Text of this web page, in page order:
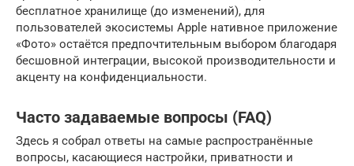
бесплатное хранилище (до изменений), для
пользователей экосистемы Apple нативное приложение
«Фото» остаётся предпочтительным выбором благодаря
бесшовной интеграции, высокой производительности и
акценту на конфиденциальности.
Часто задаваемые вопросы (FAQ)
Здесь я собрал ответы на самые распространённые
вопросы, касающиеся настройки, приватности и